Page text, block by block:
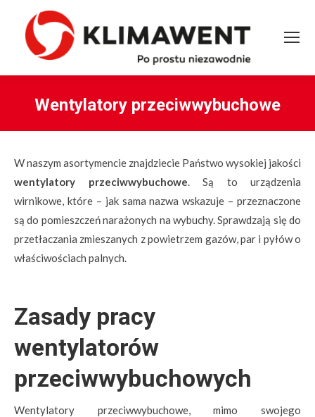
Wentylatory przeciwwybuchowe
W naszym asortymencie znajdziecie Państwo wysokiej jakości
wentylatory przeciwwybuchowe . Są to urządzenia
wirnikowe, które – jak sama nazwa wskazuje – przeznaczone
są do pomieszczeń narażonych na wybuchy. Sprawdzają się do
przetłaczania zmieszanych z powietrzem gazów, par i pyłów o
właściwościach palnych.
Zasady pracy
wentylatorów
przeciwwybuchowych
Wentylatory przeciwwybuchowe, mimo swojego